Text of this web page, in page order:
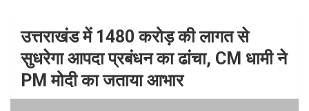
उत्तराखंड में 1480 करोड़ की लागत से
सुधरेगा आपदा प्रबंधन का ढांचा, CM धामी ने
PM मोदी का जताया आभार